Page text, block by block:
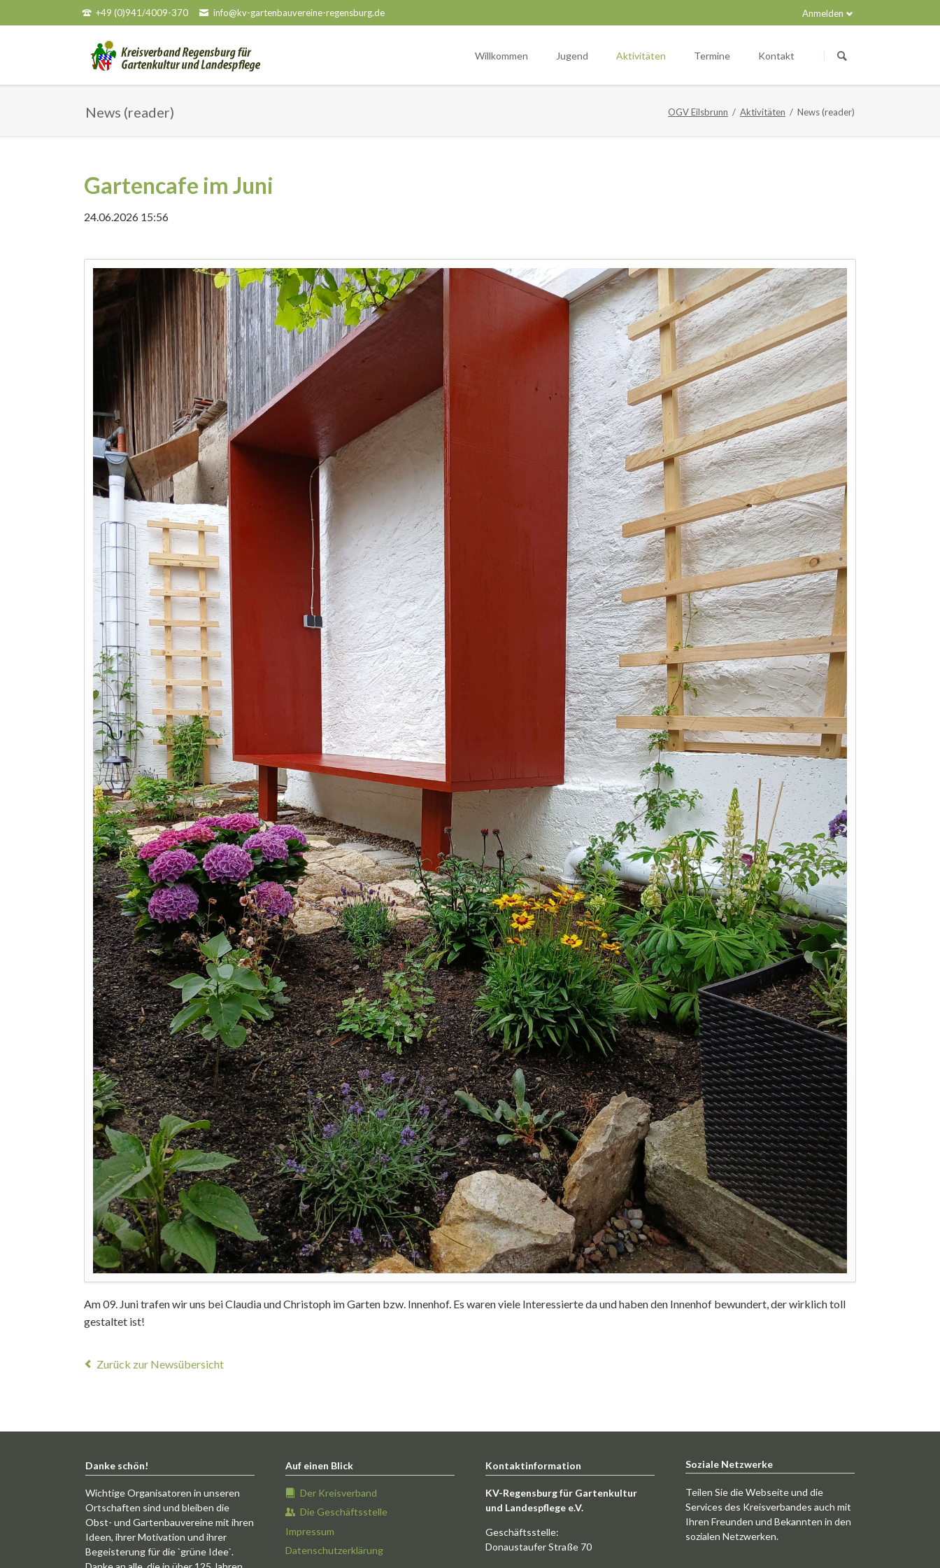
+49 (0)941/4009-370 info@kv-gartenbauvereine-regensburg.de Anmelden
überspringen
Willkommen Jugend Aktivitäten Termine Kontakt
News (reader) OGV Eilsbrunn Aktivitäten News (reader)
Gartencafe im Juni
24.06.2026 15:56
Am 09. Juni trafen wir uns bei Claudia und Christoph im Garten bzw. Innenhof. Es waren viele Interessierte da und haben den Innenhof bewundert, der wirklich toll
gestaltet ist!
Zurück zur Newsübersicht
Danke schön!
Wichtige Organisatoren in unseren
Ortschaften sind und bleiben die
Obst- und Gartenbauvereine mit ihren
Ideen, ihrer Motivation und ihrer
Begeisterung für die `grüne Idee`.
Auf einen Blick
Der Kreisverband
Die Geschäftsstelle
Impressum
Datenschutzerklärung
Kontaktinformation
KV-Regensburg für Gartenkultur
und Landespflege e.V.
Geschäftsstelle:
Donaustaufer Straße 70
Soziale Netzwerke
Teilen Sie die Webseite und die
Services des Kreisverbandes auch mit
Ihren Freunden und Bekannten in den
sozialen Netzwerken.